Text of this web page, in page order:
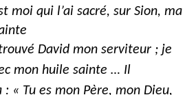
moi qui l’ai sacré, sur Sion, ma
trouvé David mon serviteur ; je
mon huile sainte … Il
: « Tu es mon Père, mon Dieu,